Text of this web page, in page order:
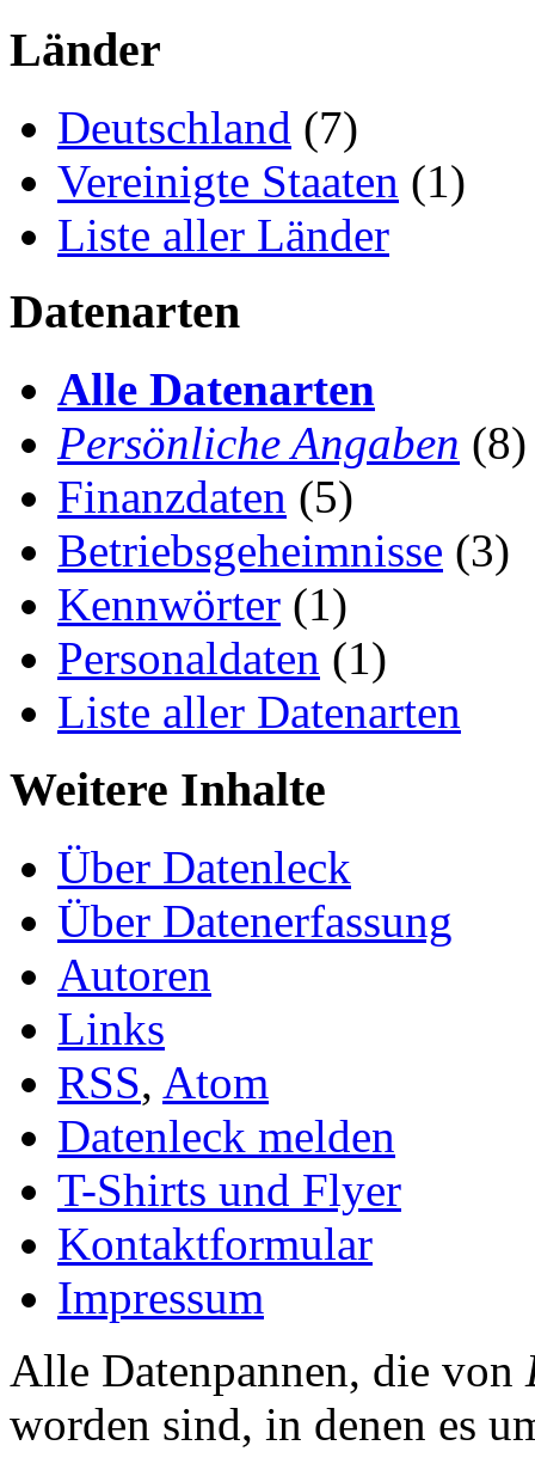
Länder
Deutschland (7)
Vereinigte Staaten (1)
Liste aller Länder
Datenarten
Alle Datenarten
Persönliche Angaben (8)
Finanzdaten (5)
Betriebsgeheimnisse (3)
Kennwörter (1)
Personaldaten (1)
Liste aller Datenarten
Weitere Inhalte
Über Datenleck
Über Datenerfassung
Autoren
Links
RSS, Atom
Datenleck melden
T-Shirts und Flyer
Kontaktformular
Impressum
Alle Datenpannen, die von
worden sind, in denen es